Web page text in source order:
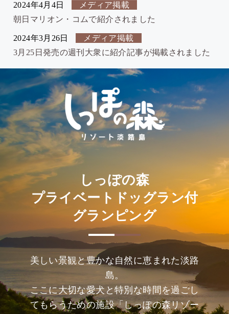
2024年4月4日
メディア掲載
朝日マリオン・コムで紹介されました
2024年3月26日
メディア掲載
3月25日発売の週刊大衆に紹介記事が掲載されました
しっぽの森
プライベートドッグラン付
グランピング
美しい景観と豊かな自然に恵まれた淡路
島。
ここに大切な愛犬と特別な時間を過ごし
てもらうための施設「しっぽの森リゾー